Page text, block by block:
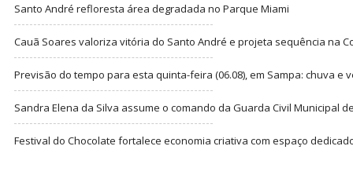
Santo André refloresta área degradada no Parque Miami
Cauã Soares valoriza vitória do Santo André e projeta sequência na
Previsão do tempo para esta quinta-feira (06.08), em Sampa: chuva e
Sandra Elena da Silva assume o comando da Guarda Civil Municipal
Festival do Chocolate fortalece economia criativa com espaço